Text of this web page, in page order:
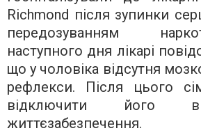
Richmond після зупинки
передозуванням
наступного дня лікарі
що у чоловіка відсутня
рефлекси. Після цього
відключити його
життєзабезпечення.